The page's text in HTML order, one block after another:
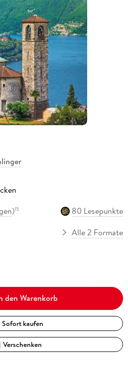
)15
80 Lesepunkte
Alle 2 Formate
den Warenkorb
Sofort kaufen
Verschenken